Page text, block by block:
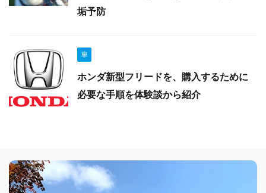
垢予防
車
ホンダ新型フリードを、購入するために
必要な手順を体験談から紹介